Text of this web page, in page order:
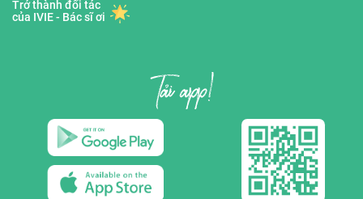
Trở thành đối tác
của IVIE - Bác sĩ ơi